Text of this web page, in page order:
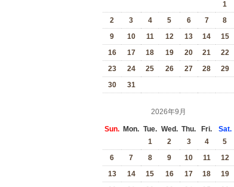
1
2
3 4 5 6 7
8
9
10 11 12 13 14
15
16
17 18 19 20 21
22
23
24 25 26 27 28
29
30
31
2026年9月
Sun. Mon. Tue. Wed. Thu. Fri.
Sat.
1
2 3 4
5
6
7 8 9 10 11
12
13
14 15 16 17 18
19